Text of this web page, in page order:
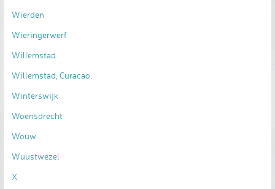
Wierden
Wieringerwerf
Willemstad
Willemstad, Curacao.
Winterswijk
Woensdrecht
Wouw
Wuustwezel
X